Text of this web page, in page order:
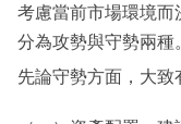
考慮當前市場環境而
分為攻勢與守勢兩種
先論守勢方面，大致